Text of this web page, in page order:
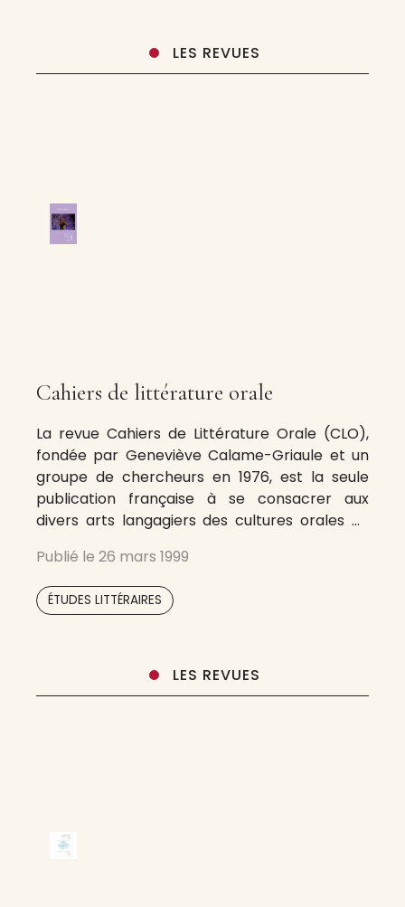
LES REVUES
Cahiers de littérature orale
La revue Cahiers de Littérature Orale (CLO),
fondée par Geneviève Calame-Griaule et un
groupe de chercheurs en 1976, est la seule
publication française à se consacrer aux
divers arts langagiers des cultures orales du
littéraires oraux et d’une manière générale
tout ce qui se rapporte aux situations d’oralité
Publié le 26 mars 1999
ÉTUDES LITTÉRAIRES
LES REVUES